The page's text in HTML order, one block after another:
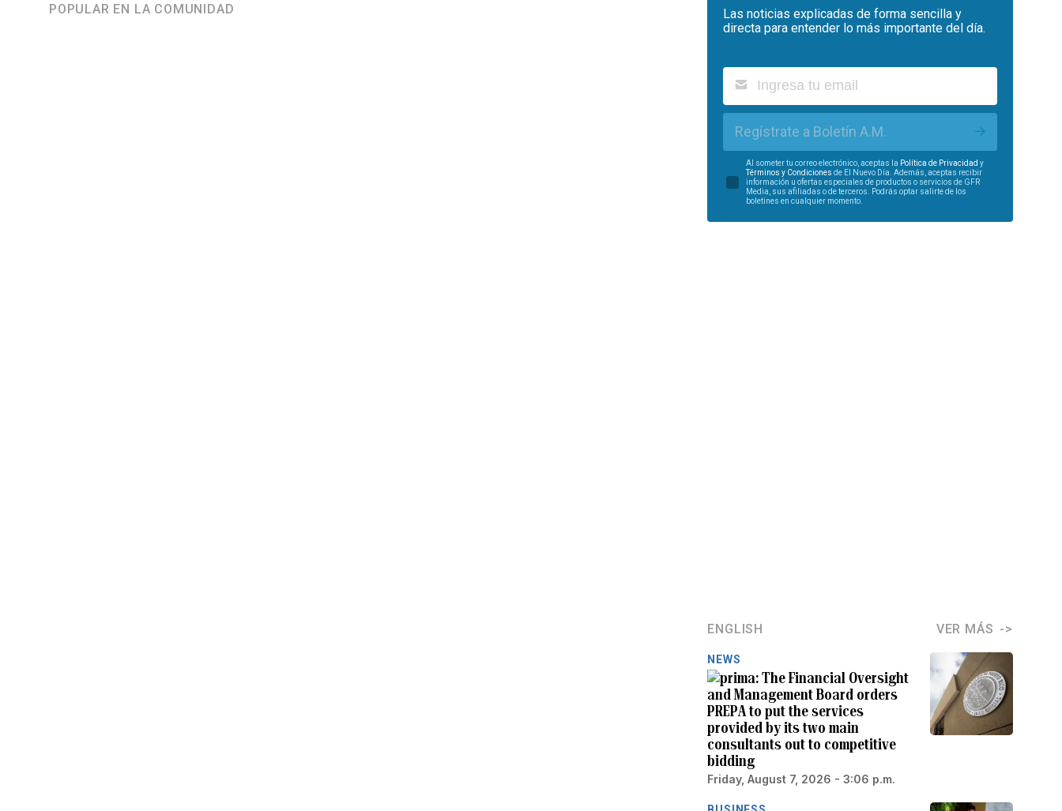
POPULAR EN LA COMUNIDAD
Las noticias explicadas de forma sencilla y
directa para entender lo más importante del día.
Regístrate a Boletín A.M.
Al someter tu correo electrónico, aceptas la Política de Privacidad y
Términos y Condiciones de El Nuevo Día. Además, aceptas recibir
información u ofertas especiales de productos o servicios de GFR
Media, sus afiliadas o de terceros. Podrás optar salirte de los
boletines en cualquier momento.
ENGLISH VER MÁS
NEWS
The Financial Oversight
and Management Board orders
PREPA to put the services
provided by its two main
consultants out to competitive
bidding
Friday, August 7, 2026 - 3:06 p.m.